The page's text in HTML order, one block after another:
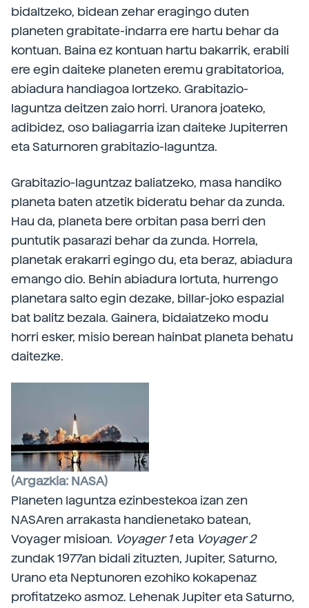
bidaltzeko, bidean zehar eragingo duten
planeten grabitate-indarra ere hartu behar da
kontuan. Baina ez kontuan hartu bakarrik, erabili
ere egin daiteke planeten eremu grabitatorioa,
abiadura handiagoa lortzeko. Grabitazio-
laguntza deitzen zaio horri. Uranora joateko,
adibidez, oso baliagarria izan daiteke Jupiterren
eta Saturnoren grabitazio-laguntza.
Grabitazio-laguntzaz baliatzeko, masa handiko
planeta baten atzetik bideratu behar da zunda.
Hau da, planeta bere orbitan pasa berri den
puntutik pasarazi behar da zunda. Horrela,
planetak erakarri egingo du, eta beraz, abiadura
emango dio. Behin abiadura lortuta, hurrengo
planetara salto egin dezake, billar-joko espazial
bat balitz bezala. Gainera, bidaiatzeko modu
horri esker, misio berean hainbat planeta behatu
daitezke.
(Argazkia: NASA)
Planeten laguntza ezinbestekoa izan zen
NASAren arrakasta handienetako batean,
Voyager misioan. Voyager 1eta Voyager 2
zundak 1977an bidali zituzten, Jupiter, Saturno,
Urano eta Neptunoren ezohiko kokapenaz
profitatzeko asmoz. Lehenak Jupiter eta Saturno,